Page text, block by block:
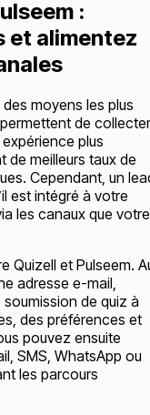
:
et alimentez
moyens les plus
de collecter
plus
de meilleurs taux de
Cependant, un
est intégré à votre
les canaux que votre
Quizell et Pulseem.
adresse e-mail,
de quiz à
des préférences et
pouvez ensuite
SMS, WhatsApp ou
les parcours